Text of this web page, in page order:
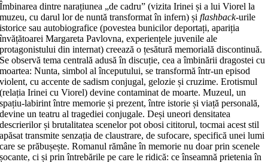
Îmbinarea dintre narațiunea „de cadru” (vizita Irinei și a lui Viorel la
muzeu, cu darul lor de nuntă transformat în infern) șiflashback-urile
istorice sau autobiografice (povestea bunicilor deportați, apariția
învățătoarei Margareta Pavlovna, experiențele juvenile ale
protagonistului din internat) creează o țesătură memorială discontinuă.
Se observă tema centrală adusă în discuție, cea a îmbinării dragostei cu
moartea: Nunta, simbol al începutului, se transformă într-un episod
violent, cu accente de sadism conjugal, gelozie și cruzime. Erotismul
(relația Irinei cu Viorel) devine contaminat de moarte. Muzeul, un
spațiu-labirint între memorie și prezent, între istorie și viață personală,
devine un teatru al tragediei conjugale. Deși uneori densitatea
descrierilor și brutalitatea scenelor pot obosi cititorul, tocmai acest stil
apăsat transmite senzația de claustrare, de sufocare, specifică unei lumi
care se prăbușește. Romanul rămâne în memorie nu doar prin scenele
șocante, ci și prin întrebările pe care le ridică: ce înseamnă prietenia în